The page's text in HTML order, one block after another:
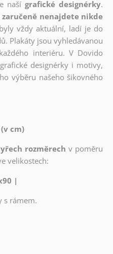
naší grafické designérky.
nenajdete nikde
vždy aktuální, ladí je do
Plakáty jsou vyhledávanou
interiéru. V Dovido
designérky i motivy,
výběru našeho šikovného
cm)
rozměrech v poměru
velikostech:
|
s rámem.